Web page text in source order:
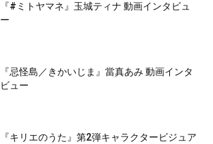
『#ミトヤマネ』玉城ティナ 動画インタビュ
ー
『忌怪島／きかいじま』當真あみ 動画インタ
ビュー
『キリエのうた』第2弾キャラクタービジュア